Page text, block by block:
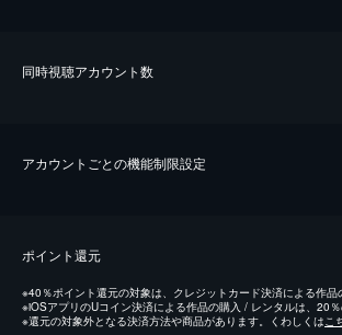
同時視聴アカウント数
アカウントごとの機能制限設定
ポイント還元
※40％ポイント還元の対象は、クレジットカード決済による作品
※iOSアプリのUコイン決済による作品の購入 / レンタルは、20％
※還元の対象外となる決済方法や商品があります。くわしくはこ